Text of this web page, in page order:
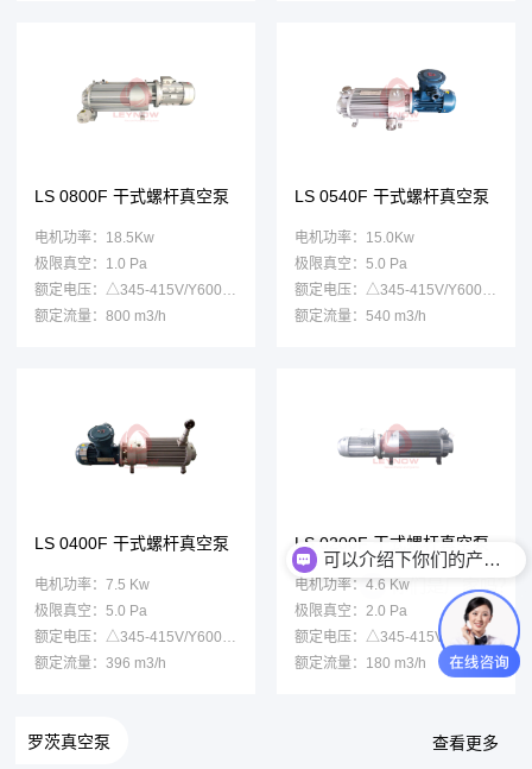
LS 0800F 干式螺杆真空泵
电机功率：18.5Kw
极限真空：1.0 Pa
额定电压：△345-415V/Y600-720V
额定流量：800 m3/h
LS 0540F 干式螺杆真空泵
电机功率：15.0Kw
极限真空：5.0 Pa
额定电压：△345-415V/Y600-720V
额定流量：540 m3/h
LS 0400F 干式螺杆真空泵
电机功率：7.5 Kw
极限真空：5.0 Pa
额定流量：396 m3/h
LS 0200F 干式螺杆真空泵
电机功率：4.6 Kw
极限真空：2.0 Pa
额定电压：△345-415V/Y600-720V
额定流量：180 m3/h
罗茨真空泵 查看更多
你们是厂家吗？